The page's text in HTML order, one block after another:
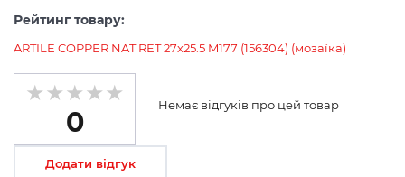
Рейтинг товару:
ARTILE COPPER NAT RET 27х25.5 M177 (156304) (мозаїка)
0
Немає відгуків про цей товар
Додати відгук